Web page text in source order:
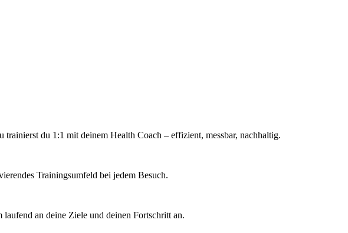
du 1:1 mit deinem Health Coach – effizient, messbar, nachhaltig.
Trainingsumfeld bei jedem Besuch.
an deine Ziele und deinen Fortschritt an.